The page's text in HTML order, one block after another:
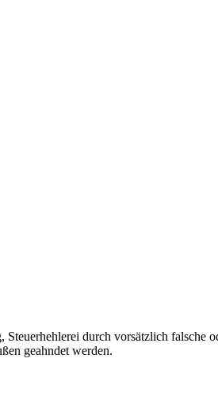
durch vorsätzlich falsche
geahndet werden.